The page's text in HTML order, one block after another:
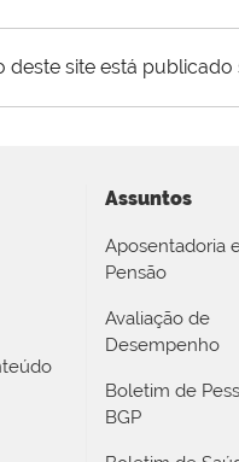
deste site está publicado
Assuntos
Aposentadoria
Pensão
Avaliação de
Desempenho
Boletim de
BGP